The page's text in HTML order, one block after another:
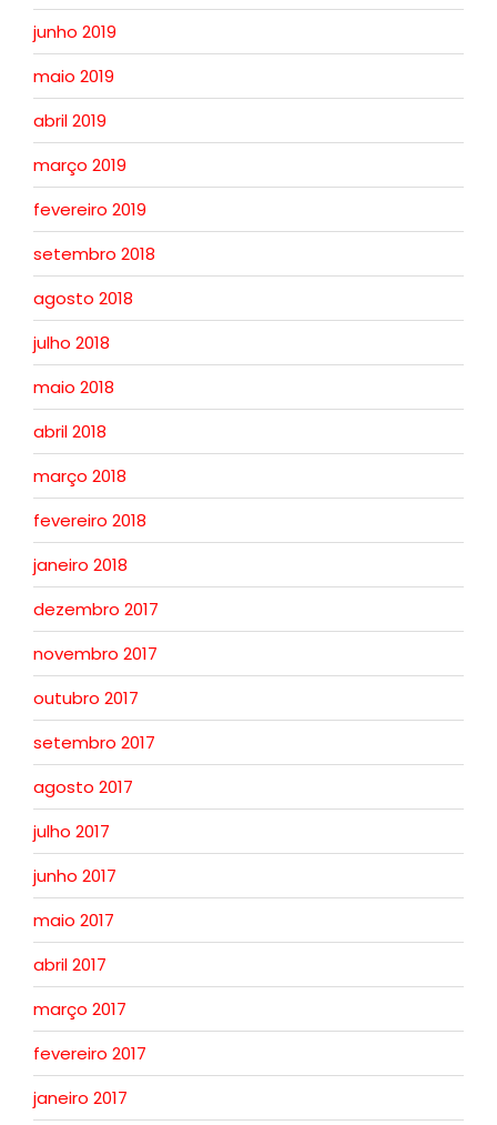
junho 2019
maio 2019
abril 2019
março 2019
fevereiro 2019
setembro 2018
agosto 2018
julho 2018
maio 2018
abril 2018
março 2018
fevereiro 2018
janeiro 2018
dezembro 2017
novembro 2017
outubro 2017
setembro 2017
agosto 2017
julho 2017
junho 2017
maio 2017
abril 2017
março 2017
fevereiro 2017
janeiro 2017